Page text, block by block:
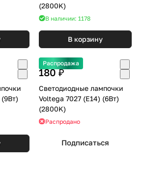
(2800K)
В наличии: 1178
В корзину
Распродажа
180 ₽
Светодиодные лампочки
Voltega 7027 (E14) (6Вт)
(2800K)
Распродано
Подписаться